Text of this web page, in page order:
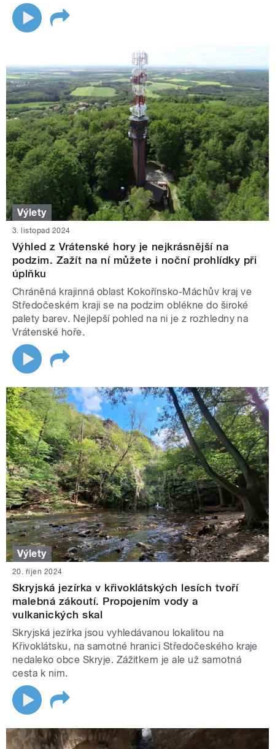
Výlety
3. listopad 2024
Výhled z Vrátenské hory je nejkrásnější na
podzim. Zažít na ní můžete i noční prohlídky při
úplňku
Chráněná krajinná oblast Kokořínsko-Máchův kraj ve
Středočeském kraji se na podzim oblékne do široké
palety barev. Nejlepší pohled na ni je z rozhledny na
Vrátenské hoře.
Výlety
20. říjen 2024
Skryjská jezírka v křivoklátských lesích tvoří
malebná zákoutí. Propojením vody a
vulkanických skal
Skryjská jezírka jsou vyhledávanou lokalitou na
Křivoklátsku, na samotné hranici Středočeského kraje
nedaleko obce Skryje. Zážitkem je ale už samotná
cesta k nim.